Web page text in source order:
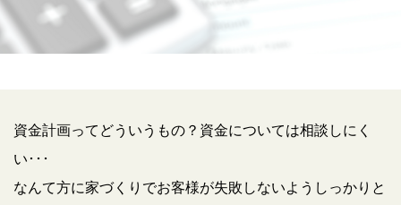
資金計画ってどういうもの？資金については相談しにく
い･･･
なんて方に家づくりでお客様が失敗しないようしっかりと